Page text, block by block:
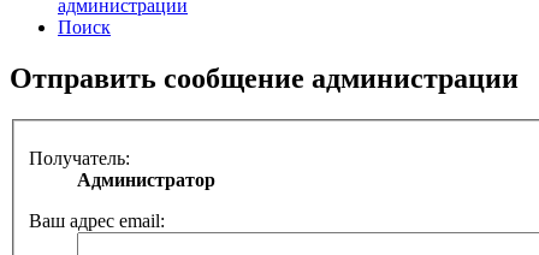
администрации
Поиск
Отправить сообщение администрации
Получатель:
Администратор
Ваш адрес email: